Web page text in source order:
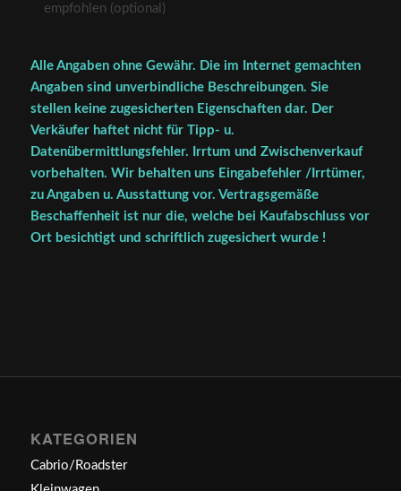
empfohlen (optional)
Alle Angaben ohne Gewähr. Die im Internet gemachten
Angaben sind unverbindliche Beschreibungen. Sie
stellen keine zugesicherten Eigenschaften dar. Der
Verkäufer haftet nicht für Tipp- u.
Datenübermittlungsfehler. Irrtum und Zwischenverkauf
vorbehalten. Wir behalten uns Eingabefehler /Irrtümer,
zu Angaben u. Ausstattung vor. Vertragsgemäße
Beschaffenheit ist nur die, welche bei Kaufabschluss vor
Ort besichtigt und schriftlich zugesichert wurde !
KATEGORIEN
Cabrio/Roadster